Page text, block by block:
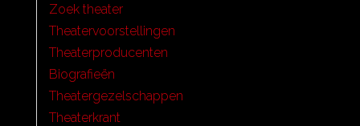
Zoek theater
Theatervoorstellingen
Theaterproducenten
Biografieën
Theatergezelschappen
Theaterkrant